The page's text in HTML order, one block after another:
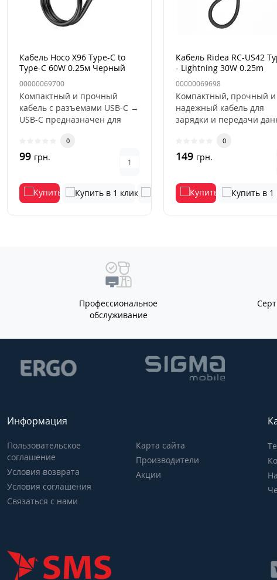
Кабель Hoco X96 Type-C to
Type-C 60W 0.25м Черный
00000069700
Компактный и прочный
кабель с разъемами USB-C →
USB-C предназначен для
0
99 грн.
Кабель Ridea RC-US42
- Lightning 30W 0.25m
Чорний
00000069698
Компактный, прочный и
надежный кабель для
зарядки и передачи
0
149 грн.
Профессиональное
обслуживание
Информация
Пользовательское
соглашение
Условия возврата
Условия соглашения
Связаться с нами
Карта сайта
Производители
Акции